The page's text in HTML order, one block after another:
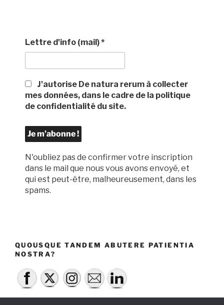
Lettre d'info (mail)*
J'autorise De natura rerum à collecter
mes données, dans le cadre de la politique
de confidentialité du site.
N'oubliez pas de confirmer votre inscription
dans le mail que nous vous avons envoyé, et
qui est peut-être, malheureusement, dans les
spams.
QUOUSQUE TANDEM ABUTERE PATIENTIA
NOSTRA?